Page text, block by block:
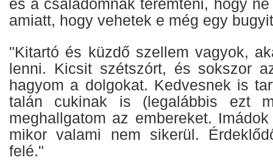
és a családomnak teremteni, hogy
amiatt, hogy vehetek e még egy
"Kitartó és küzdő szellem vagyok,
lenni. Kicsit szétszórt, és sokszor
hagyom a dolgokat. Kedvesnek is
talán cukinak is (legalábbis ezt
meghallgatom az embereket.
mikor valami nem sikerül.
felé."